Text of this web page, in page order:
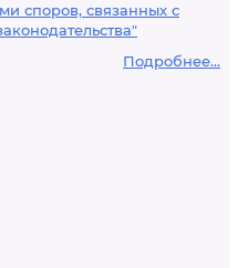
споров, связанных с
Подробнее...